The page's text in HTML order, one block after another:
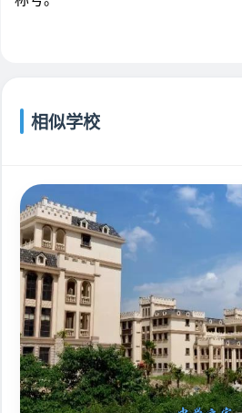
相似学校